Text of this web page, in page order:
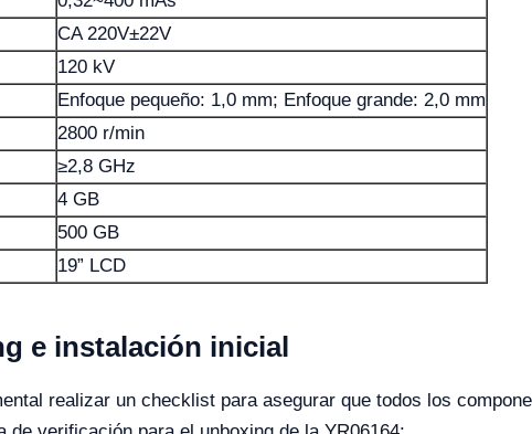
CA 220V±22V
120 kV
Enfoque pequeño: 1,0 mm; Enfoque grande: 2,0 mm
2800 r/min
≥2,8 GHz
4 GB
500 GB
19” LCD
e instalación inicial
realizar un checklist para asegurar que todos los